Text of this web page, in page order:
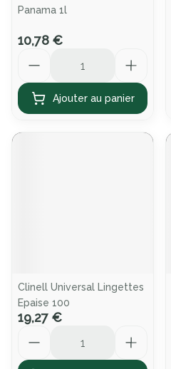
Panama 1l
10,78 €
Ajouter au panier
Clinell Universal Lingettes
Epaise 100
19,27 €